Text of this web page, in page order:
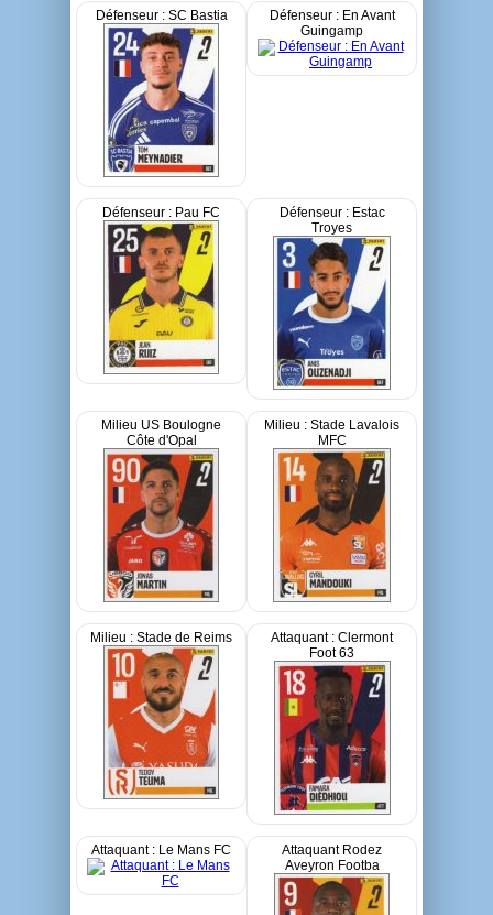
Défenseur : SC Bastia
Défenseur : En Avant
Guingamp
Défenseur : Pau FC
Défenseur : Estac
Troyes
Milieu US Boulogne
Côte d'Opal
Milieu : Stade Lavalois
MFC
Milieu : Stade de Reims
Attaquant : Clermont
Foot 63
Attaquant : Le Mans FC
Attaquant Rodez
Aveyron Footba